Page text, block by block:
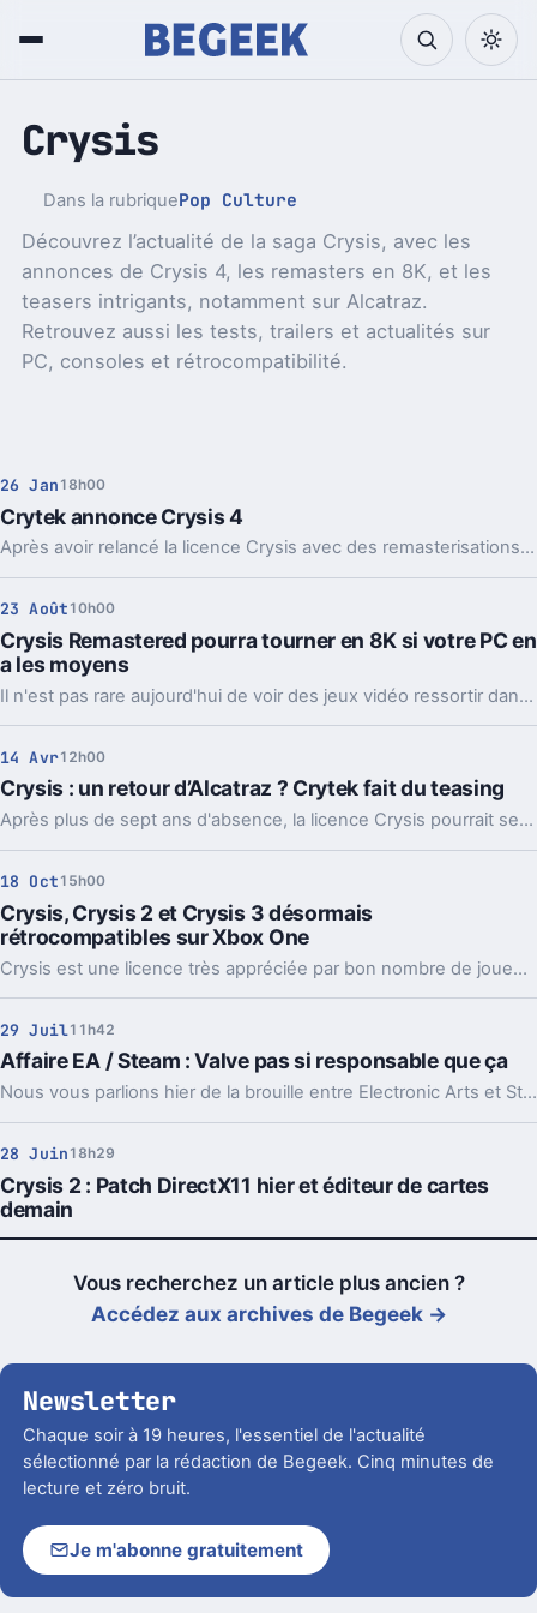
Crysis
Dans la rubriquePop Culture
Découvrez l’actualité de la saga Crysis, avec les
annonces de Crysis 4, les remasters en 8K, et les
teasers intrigants, notamment sur Alcatraz.
Retrouvez aussi les tests, trailers et actualités sur
PC, consoles et rétrocompatibilité.
26 Jan 18h00
Crytek annonce Crysis 4
Après avoir relancé la licence Crysis avec des remasterisations sur consoles et PC, le studio allemand Crytek développe actuellement une suite inattendue pour le FPS futuriste.
23 Août 10h00
Crysis Remastered pourra tourner en 8K si votre PC en
a les moyens
Il n'est pas rare aujourd'hui de voir des jeux vidéo ressortir dans des versions remasterisées, plus ou moins retravaillées, offrant plus ou moins de nouveautés. Crysis Remastered est très intéressant sur ce point.
14 Avr12h00
Crysis : un retour d’Alcatraz ? Crytek fait du teasing
Après plus de sept ans d'absence, la licence Crysis pourrait se relancer sur les consoles de nouvelle génération.
18 Oct 15h00
Crysis, Crysis 2 et Crysis 3 désormais
rétrocompatibles sur Xbox One
Crysis est une licence très appréciée par bon nombre de joueurs sur PC. Aujourd'hui, les joueurs console, sur Xbox One plus précisément, seront probablement ravis d'apprendre que les trois opus sont rétrocompatibles.
29 Juil11h42
Affaire EA / Steam : Valve pas si responsable que ça
Nous vous parlions hier de la brouille entre Electronic Arts et Steam (la plateforme de Valve).
28 Juin 18h29
Crysis 2 : Patch DirectX11 hier et éditeur de cartes
demain
Vous recherchez un article plus ancien ?
Accédez aux archives de Begeek →
Newsletter
Chaque soir à 19 heures, l'essentiel de l'actualité
sélectionné par la rédaction de Begeek. Cinq minutes de
lecture et zéro bruit.
Je m'abonne gratuitement